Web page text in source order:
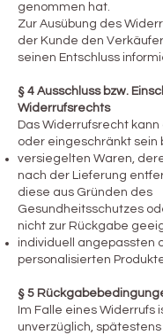
genommen hat.
Zur Ausübung des
der Kunde den
seinen Entschluss
§ 4 Ausschluss bzw.
Widerrufsrechts
Das Widerrufsrecht
oder eingeschränkt sein
versiegelten Waren,
nach der Lieferung
diese aus Gründen des
Gesundheitsschutzes
nicht zur Rückgabe
individuell angepassten
personalisierten
§ 5
Im Falle eines Widerrufs
unverzüglich,